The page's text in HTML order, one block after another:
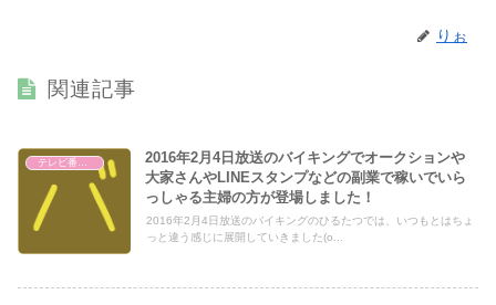
りぉ
関連記事
テレビ番組レビュー
2016年2月4日放送のバイキングでオークションや
大家さんやLINEスタンプなどの副業で稼いでいら
っしゃる主婦の方が登場しました！
2016年2月4日放送のバイキングのひるたつでは、いつもとはちょ
っと違う感じに展開していきました(o...